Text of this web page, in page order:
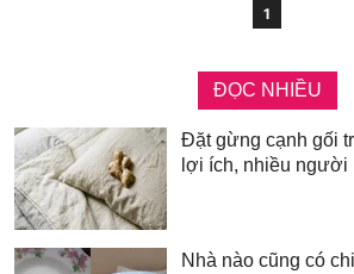
1
ĐỌC NHIỀU
Đặt gừng cạnh gối
lợi ích, nhiều người
Nhà nào cũng có